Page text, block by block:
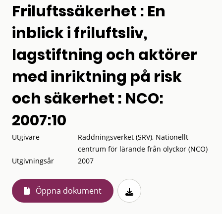
Friluftssäkerhet : En
inblick i friluftsliv,
lagstiftning och aktörer
med inriktning på risk
och säkerhet : NCO:
2007:10
Utgivare
Räddningsverket (SRV), Nationellt
centrum för lärande från olyckor (NCO)
Utgivningsår
2007
Öppna dokument